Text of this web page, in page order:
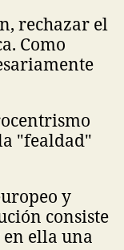
rechazar el
Como
"fealdad"
y
consiste
ella una